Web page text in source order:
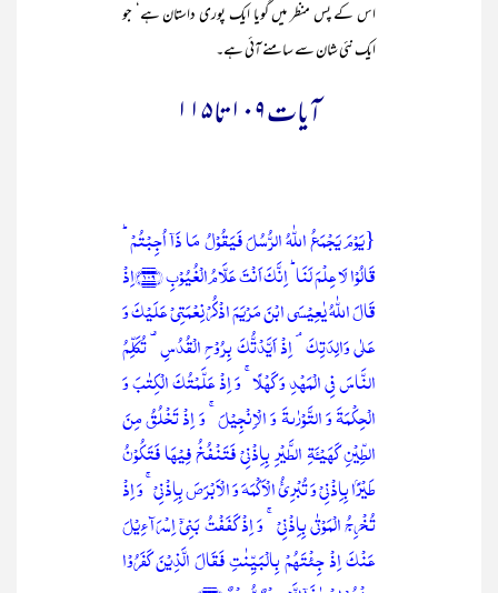
اس کے پس منظر میں گویا ایک پوری داستان ہے‘ جو
ایک نئی شان سے سامنے آئی ہے۔
آیات۱۰۹تا۱۱۵
{یَوۡمَ یَجۡمَعُ اللّٰہُ الرُّسُلَ فَیَقُوۡلُ مَا ذَاۤ اُجِبۡتُمۡ ؕ
قَالُوۡا لَا عِلۡمَ لَنَا ؕ اِنَّکَ اَنۡتَ عَلَّامُ الۡغُیُوۡبِ ﴿۱۰۹﴾اِذۡ
قَالَ اللّٰہُ یٰعِیۡسَی ابۡنَ مَرۡیَمَ اذۡکُرۡ نِعۡمَتِیۡ عَلَیۡکَ وَ
عَلٰی وَالِدَتِکَ ۘ اِذۡ اَیَّدۡتُّکَ بِرُوۡحِ الۡقُدُسِ ۟ تُکَلِّمُ
النَّاسَ فِی الۡمَہۡدِ وَ کَہۡلًا ۚ وَ اِذۡ عَلَّمۡتُکَ الۡکِتٰبَ وَ
الۡحِکۡمَۃَ وَ التَّوۡرٰىۃَ وَ الۡاِنۡجِیۡلَ ۚ وَ اِذۡ تَخۡلُقُ مِنَ
الطِّیۡنِ کَہَیۡـَٔۃِ الطَّیۡرِ بِاِذۡنِیۡ فَتَنۡفُخُ فِیۡہَا فَتَکُوۡنُ
طَیۡرًۢا بِاِذۡنِیۡ وَ تُبۡرِیُٔ الۡاَکۡمَہَ وَ الۡاَبۡرَصَ بِاِذۡنِیۡ ۚ وَ اِذۡ
تُخۡرِجُ الۡمَوۡتٰی بِاِذۡنِیۡ ۚ وَ اِذۡ کَفَفۡتُ بَنِیۡۤ اِسۡرَآءِیۡلَ
عَنۡکَ اِذۡ جِئۡتَہُمۡ بِالۡبَیِّنٰتِ فَقَالَ الَّذِیۡنَ کَفَرُوۡا